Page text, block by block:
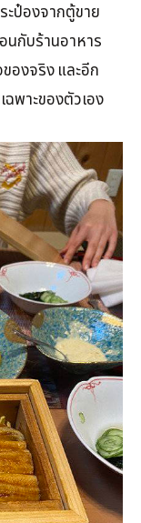
ะป๋องจากตู้ขาย
นกับร้านอาหาร
องจริง และอีก
พาะของตัวเอง